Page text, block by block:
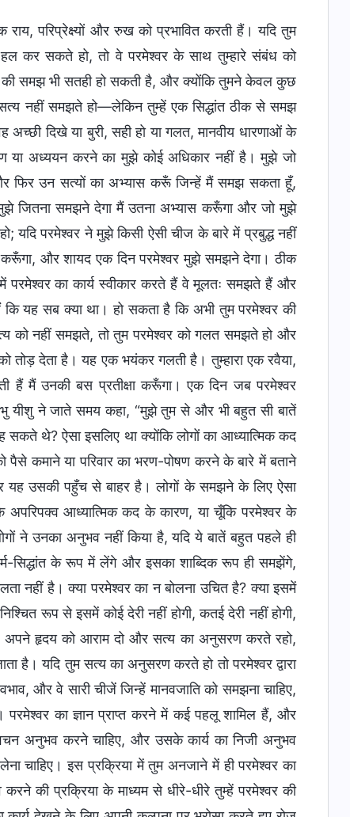
परिप्रेक्ष्यों और रुख को प्रभावित करती हैं। यदि तुम
कर सकते हो, तो वे परमेश्वर के साथ तुम्हारे संबंध को
की समझ भी सतही हो सकती है, और क्योंकि तुमने केवल कुछ
नहीं समझते हो—लेकिन तुम्हें एक सिद्धांत ठीक से समझ
अच्छी दिखे या बुरी, सही हो या गलत, मानवीय धारणाओं के
या अध्ययन करने का मुझे कोई अधिकार नहीं है। मुझे जो
फिर उन सत्यों का अभ्यास करूँ जिन्हें मैं समझ सकता हूँ,
जितना समझने देगा मैं उतना अभ्यास करूँगा और जो मुझे
यदि परमेश्वर ने मुझे किसी ऐसी चीज के बारे में प्रबुद्ध नहीं
और शायद एक दिन परमेश्वर मुझे समझने देगा। ठीक
परमेश्वर का कार्य स्वीकार करते हैं वे मूलतः समझते हैं और
यह सब क्या था। हो सकता है कि अभी तुम परमेश्वर की
को नहीं समझते, तो तुम परमेश्वर को गलत समझते हो और
तोड़ देता है। यह एक भयंकर गलती है। तुम्हारा एक रवैया,
हैं मैं उनकी बस प्रतीक्षा करूँगा। एक दिन जब परमेश्वर
यीशु ने जाते समय कहा, “मुझे तुम से और भी बहुत सी बातें
सकते थे? ऐसा इसलिए था क्योंकि लोगों का आध्यात्मिक कद
कमाने या परिवार का भरण-पोषण करने के बारे में बताने
उसकी पहुँच से बाहर है। लोगों के समझने के लिए ऐसा
अपरिपक्व आध्यात्मिक कद के कारण, या चूँकि परमेश्वर के
ने उनका अनुभव नहीं किया है, यदि ये बातें बहुत पहले ही
सिद्धांत के रूप में लेंगे और इसका शाब्दिक रूप ही समझेंगे,
नहीं है। क्या परमेश्वर का न बोलना उचित है? क्या इसमें
रूप से इसमें कोई देरी नहीं होगी, कतई देरी नहीं होगी,
अपने हृदय को आराम दो और सत्य का अनुसरण करते रहो,
है। यदि तुम सत्य का अनुसरण करते हो तो परमेश्वर द्वारा
और वे सारी चीजें जिन्हें मानवजाति को समझना चाहिए,
परमेश्वर का ज्ञान प्राप्त करने में कई पहलू शामिल हैं, और
अनुभव करने चाहिए, और उसके कार्य का निजी अनुभव
लेना चाहिए। इस प्रक्रिया में तुम अनजाने में ही परमेश्वर का
की प्रक्रिया के माध्यम से धीरे-धीरे तुम्हें परमेश्वर की